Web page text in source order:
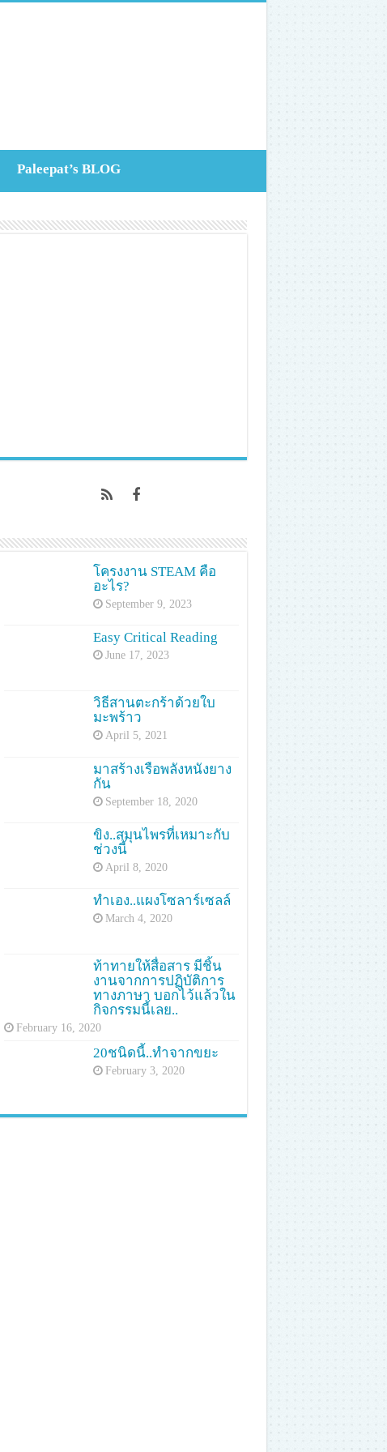
Paleepat’s BLOG
โครงงาน STEAM คือ
อะไร?
September 9, 2023
Easy Critical Reading
June 17, 2023
วิธีสานตะกร้าด้วยใบ
มะพร้าว
April 5, 2021
มาสร้างเรือพลังหนังยาง
กัน
September 18, 2020
ขิง..สมุนไพรที่เหมาะกับ
ช่วงนี้
April 8, 2020
ทำเอง..แผงโซลาร์เซลล์
March 4, 2020
ท้าทายให้สื่อสาร มีชิ้น
งานจากการปฏิบัติการ
ทางภาษา บอกไว้แล้วใน
กิจกรรมนี้เลย..
February 16, 2020
20ชนิดนี้..ทำจากขยะ
February 3, 2020